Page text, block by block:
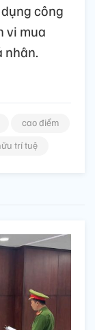
công
vi mua
nhân.
cao điểm
trí tuệ